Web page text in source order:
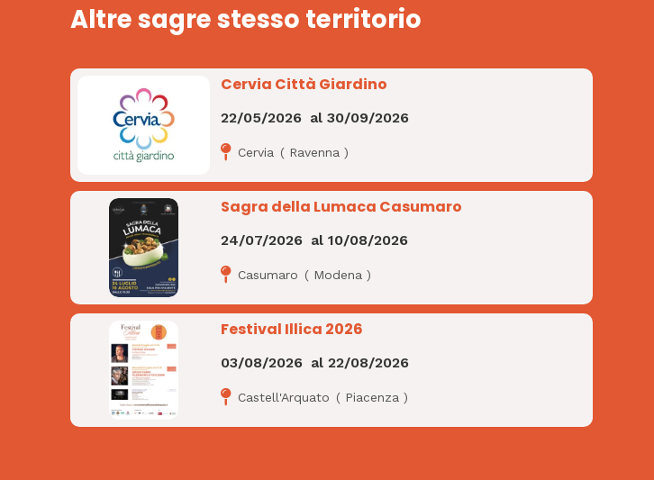
Altre sagre stesso territorio
Cervia Città Giardino
22/05/2026 al30/09/2026
Cervia ( Ravenna )
Sagra della Lumaca Casumaro
24/07/2026 al10/08/2026
Casumaro ( Modena )
Festival Illica 2026
03/08/2026 al22/08/2026
Castell'Arquato ( Piacenza )